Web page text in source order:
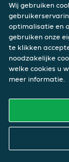
Wij gebruiken
optimalisatie en
gebruiken onze
te klikken
noodzakelijke
welke cookies u
meer informatie.